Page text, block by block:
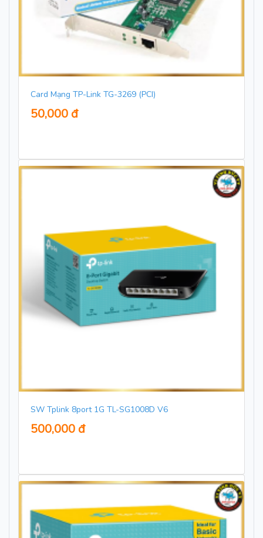
Card Mạng TP-Link TG-3269 (PCI)
50,000 đ
SW Tplink 8port 1G TL-SG1008D V6
500,000 đ